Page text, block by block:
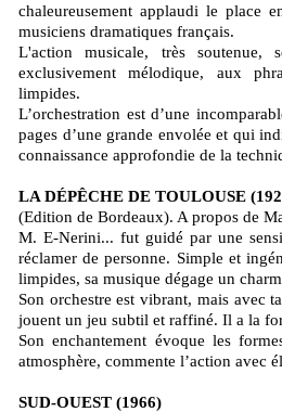
chaleureusement applaudi le place
musiciens dramatiques français.
L'action musicale, très soutenue,
exclusivement mélodique, aux
limpides.
L’orchestration est d’une
pages d’une grande envolée et qui
connaissance approfondie de la
LA DÉPÊCHE DE TOULOUSE
(Edition de Bordeaux). A propos de
M. E-Nerini... fut guidé par une
réclamer de personne. Simple et
limpides, sa musique dégage un
Son orchestre est vibrant, mais avec
jouent un jeu subtil et raffiné. Il a la
Son enchantement évoque les
atmosphère, commente l’action avec
SUD-OUEST (1966)